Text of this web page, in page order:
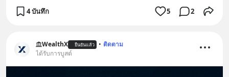
4 บันทึก 5 2
WealthX ยืนยันแล้ว • ติดตาม
ได้รับการบูสต์